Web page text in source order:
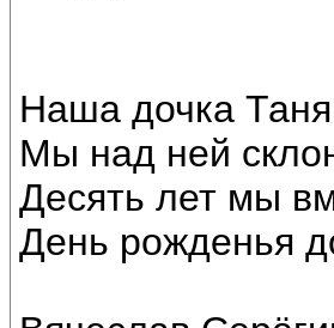
Наша дочка Таня
Мы над ней
Десять лет мы
День рожденья